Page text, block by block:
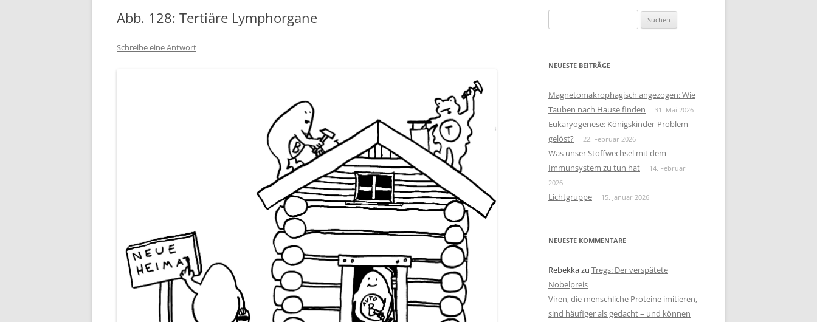
Abb. 128: Tertiäre Lymphorgane
Schreibe eine Antwort
nach:
NEUESTE BEITRÄGE
Magnetomakrophagisch angezogen: Wie
Tauben nach Hause finden
31. Mai 2026
Eukaryogenese: Königskinder-Problem
gelöst?
22. Februar 2026
Was unser Stoffwechsel mit dem
Immunsystem zu tun hat
14. Februar
2026
Lichtgruppe 15. Januar 2026
NEUESTE KOMMENTARE
Rebekkazu Tregs: Der verspätete
Nobelpreis
Viren, die menschliche Proteine imitieren,
sind häufiger als gedacht – und können